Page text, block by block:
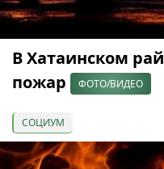
В Хатаинском
пожар
ФОТО/ВИДЕО
СОЦИУМ